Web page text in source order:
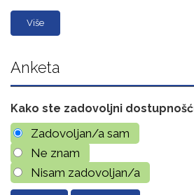
Više
Anketa
Kako ste zadovoljni
Zadovoljan/a sam
Ne znam
Nisam zadovoljan/a